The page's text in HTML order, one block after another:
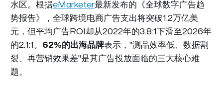
水区。根据eMarketer最新发布的《全球数字广告趋
势报告》，全球跨境电商广告支出将突破1.2万亿美
元，但平均广告ROI却从2022年的3.8:1下滑至2026年
的2.1:1。 62%的出海品牌表示，"测品效率低、数据割
裂、再营销效果差"是其广告投放面临的三大核心难
题。